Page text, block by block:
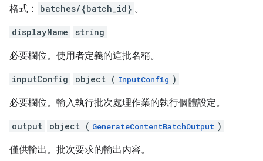
格式： batches/{batch_id} 。
displayName string
必要欄位。使用者定義的這批名稱。
inputConfig object ( InputConfig )
必要欄位。輸入執行批次處理作業的執行個體設定。
output object ( GenerateContentBatchOutput )
僅供輸出。批次要求的輸出內容。